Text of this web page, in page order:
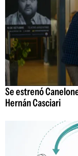
Se estrenó
Hernán Casciari